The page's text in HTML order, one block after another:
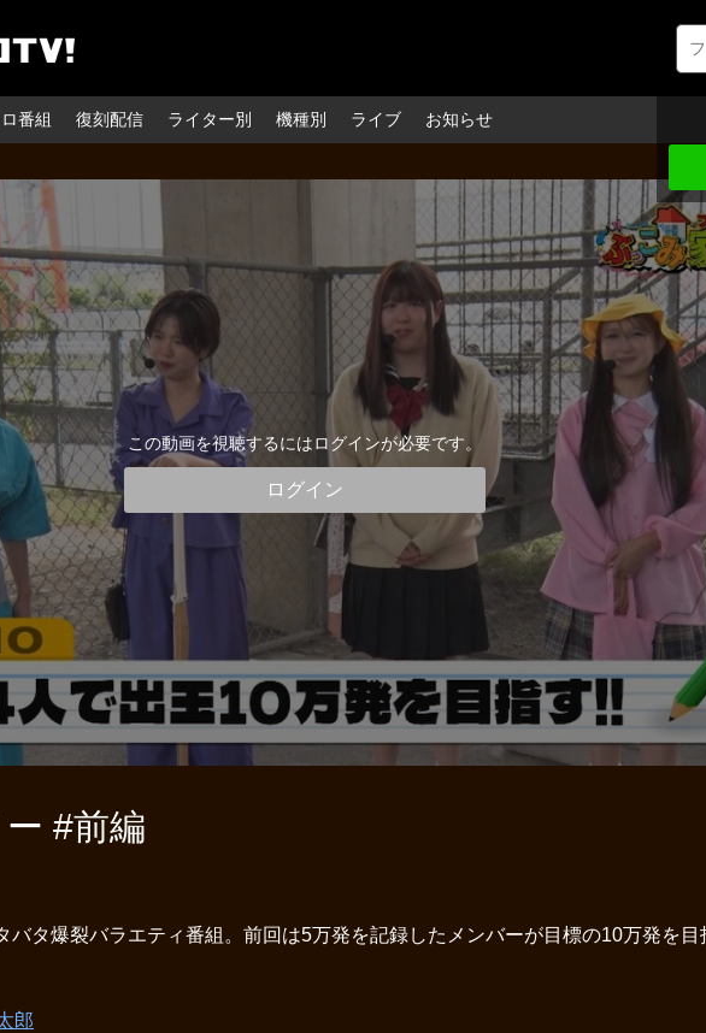
番組 復刻配信 ライター別 機種別 ライブ お知らせ
この動画を視聴するにはログインが必要です。
ログイン
#前編
タ爆裂バラエティ番組。前回は5万発を記録したメンバーが目標の10万発を目
郎